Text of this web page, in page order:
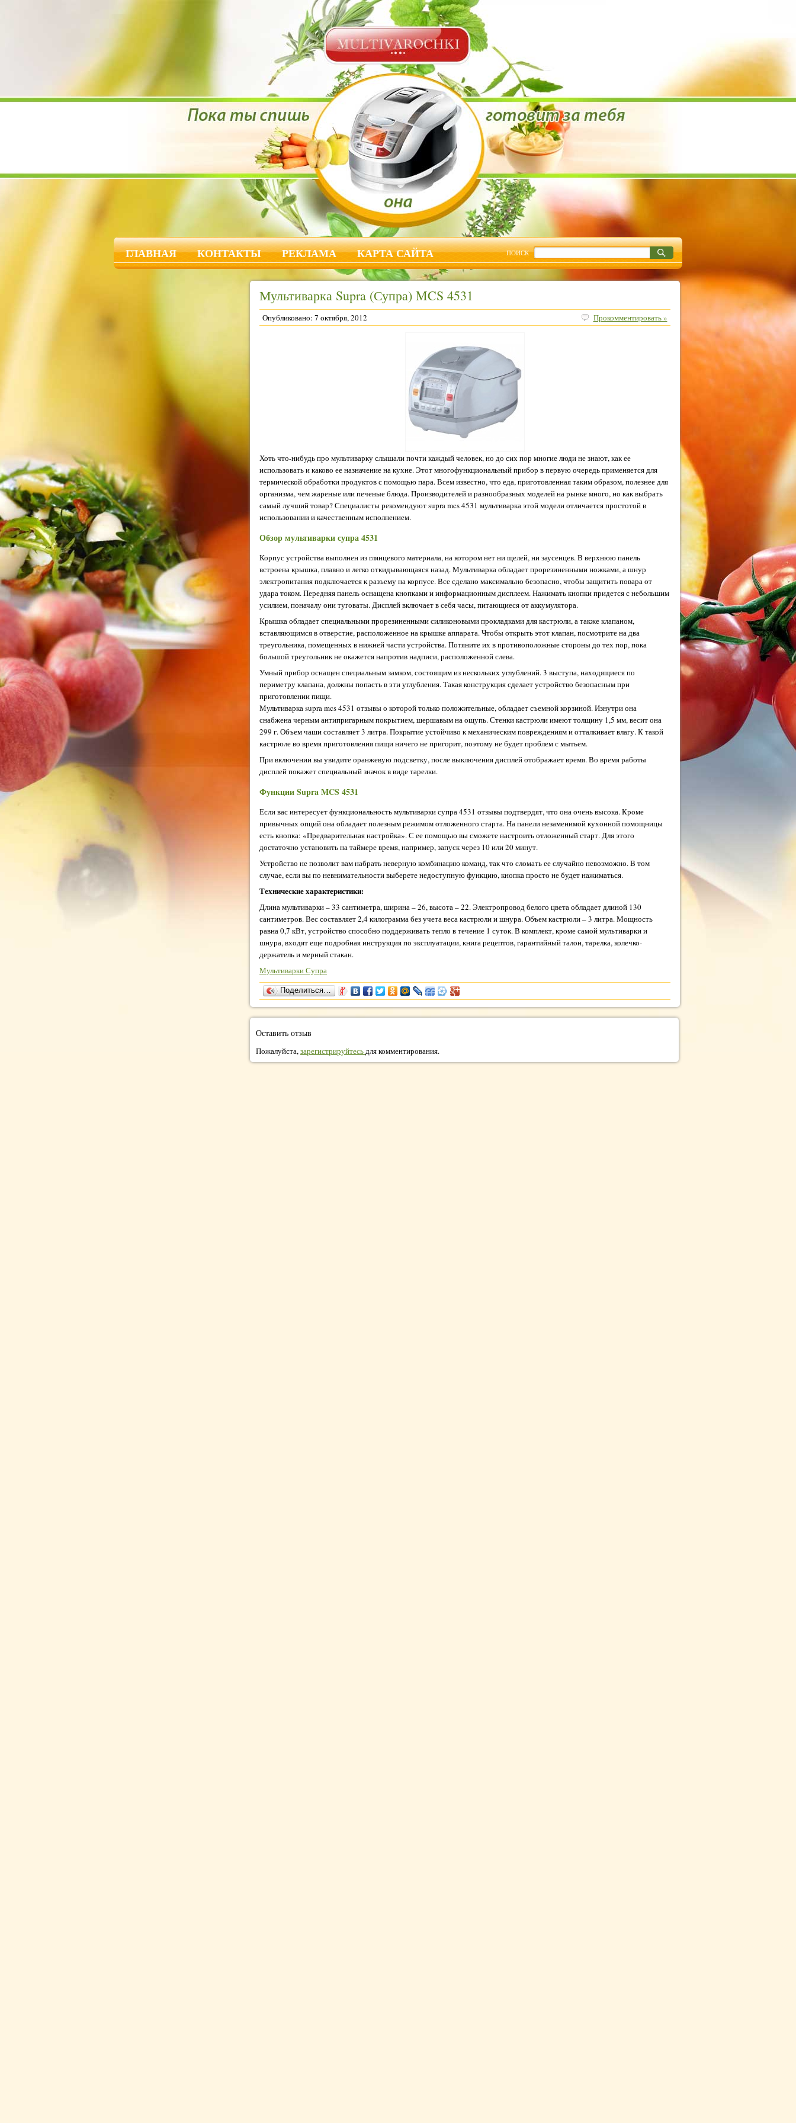
ГЛАВНАЯ КОНТАКТЫ РЕКЛАМА КАРТА САЙТА ПОИСК
Мультиварка Supra (Супра) MCS 4531
Опубликовано: 7 октября, 2012 Прокомментировать »
Хоть что-нибудь про мультиварку слышали почти каждый человек, но до сих пор многие люди не знают, как ее
использовать и каково ее назначение на кухне. Этот многофункциональный прибор в первую очередь применяется для
термической обработки продуктов с помощью пара. Всем известно, что еда, приготовленная таким образом, полезнее для
организма, чем жареные или печеные блюда. Производителей и разнообразных моделей на рынке много, но как выбрать
самый лучший товар? Специалисты рекомендуют supra mcs 4531 мультиварка этой модели отличается простотой в
использовании и качественным исполнением.
Обзор мультиварки супра 4531
Корпус устройства выполнен из глянцевого материала, на котором нет ни щелей, ни заусенцев. В верхнюю панель
встроена крышка, плавно и легко откидывающаяся назад. Мультиварка обладает прорезиненными ножками, а шнур
электропитания подключается к разъему на корпусе. Все сделано максимально безопасно, чтобы защитить повара от
удара током. Передняя панель оснащена кнопками и информационным дисплеем. Нажимать кнопки придется с небольшим
усилием, поначалу они туговаты. Дисплей включает в себя часы, питающиеся от аккумулятора.
Крышка обладает специальными прорезиненными силиконовыми прокладками для кастрюли, а также клапаном,
вставляющимся в отверстие, расположенное на крышке аппарата. Чтобы открыть этот клапан, посмотрите на два
треугольника, помещенных в нижней части устройства. Потяните их в противоположные стороны до тех пор, пока
большой треугольник не окажется напротив надписи, расположенной слева.
Умный прибор оснащен специальным замком, состоящим из нескольких углублений. 3 выступа, находящиеся по
периметру клапана, должны попасть в эти углубления. Такая конструкция сделает устройство безопасным при
приготовлении пищи.
Мультиварка supra mcs 4531 отзывы о которой только положительные, обладает съемной корзиной. Изнутри она
снабжена черным антипригарным покрытием, шершавым на ощупь. Стенки кастрюли имеют толщину 1,5 мм, весит она
299 г. Объем чаши составляет 3 литра. Покрытие устойчиво к механическим повреждениям и отталкивает влагу. К такой
кастрюле во время приготовления пищи ничего не пригорит, поэтому не будет проблем с мытьем.
При включении вы увидите оранжевую подсветку, после выключения дисплей отображает время. Во время работы
дисплей покажет специальный значок в виде тарелки.
Функции Supra MCS 4531
Если вас интересует функциональность мультиварки супра 4531 отзывы подтвердят, что она очень высока. Кроме
привычных опций она обладает полезным режимом отложенного старта. На панели незаменимой кухонной помощницы
есть кнопка: «Предварительная настройка». С ее помощью вы сможете настроить отложенный старт. Для этого
достаточно установить на таймере время, например, запуск через 10 или 20 минут.
Устройство не позволит вам набрать неверную комбинацию команд, так что сломать ее случайно невозможно. В том
случае, если вы по невнимательности выберете недоступную функцию, кнопка просто не будет нажиматься.
Технические характеристики:
Длина мультиварки – 33 сантиметра, ширина – 26, высота – 22. Электропровод белого цвета обладает длиной 130
сантиметров. Вес составляет 2,4 килограмма без учета веса кастрюли и шнура. Объем кастрюли – 3 литра. Мощность
равна 0,7 кВт, устройство способно поддерживать тепло в течение 1 суток. В комплект, кроме самой мультиварки и
шнура, входят еще подробная инструкция по эксплуатации, книга рецептов, гарантийный талон, тарелка, колечко-
держатель и мерный стакан.
Мультиварки Супра
Поделиться…
Оставить отзыв
Пожалуйста,зарегистрируйтесьдля комментирования.